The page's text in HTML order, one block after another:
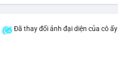
Đã thay đổi ảnh đại diện của cô ấy